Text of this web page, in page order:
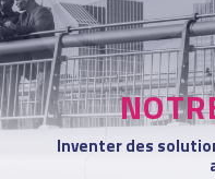
Inventer des